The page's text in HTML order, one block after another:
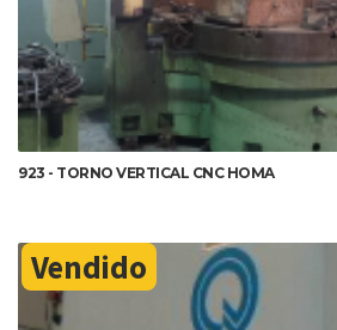
923 - TORNO VERTICAL CNC HOMA
Vendido